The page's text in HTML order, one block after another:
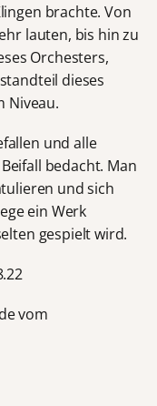
brachte. Von
lauten, bis hin zu
Orchesters,
dieses
Niveau.
und alle
bedacht. Man
und sich
ein Werk
gespielt wird.
vom